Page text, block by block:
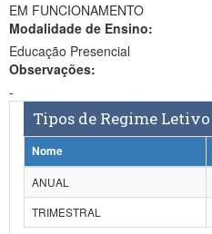
Ministério do Turismo
Ministério do Desenvolvimento Regional
Ministério da Mulher, da Família e dos
Secretaria-Geral
Gabinete de Segurança Institucional
EM FUNCIONAMENTO
Modalidade de Ensino:
Educação Presencial
Observações:
-
Tipos de Regime Letivo
Nome
ANUAL
TRIMESTRAL